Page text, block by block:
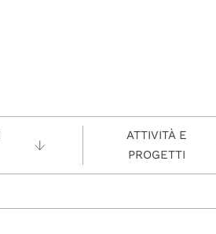
ATTIVITÀ E
PROGETTI